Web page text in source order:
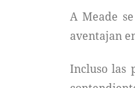
A Meade
aventajan
Incluso las